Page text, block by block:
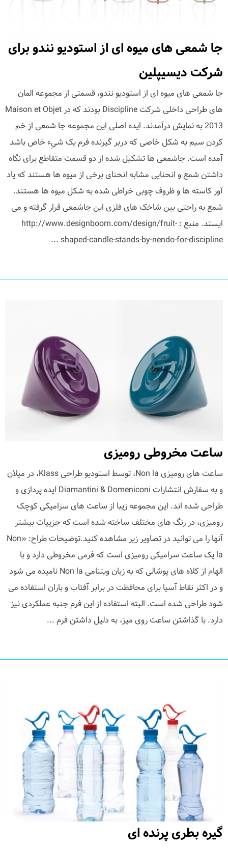
جا شمعی های میوه ای از استودیو نندو برای
شرکت دیسیپلین
جا شمعی های میوه ای از استودیو نندو، قسمتی از مجموعه المان
های طراحی داخلی شرکت Discipline بودند که در Maison et Objet
2013 به نمایش درآمدند. ایده اصلی این مجموعه جا شمعی از خم
کردن سیم به شکل خاصی که دربر گیرنده فرم یک شیِء خاص باشد
آمده است. جاشمعی ها تشکیل شده از دو قسمت متقاطع برای نگاه
داشتن شمع و انحنایی مشابه انحنای برخی از میوه ها هستند که یاد
آور کاسته ها و ظروف چوبی خراطی شده به شکل میوه ها هستند.
شمع به راحتی بین شاخک های فلزی این جاشمعی قرار گرفته و می
ایستد. منبع : http://www.designboom.com/design/fruit-
shaped-candle-stands-by-nendo-for-discipline ...
ساعت مخروطی رومیزی
ساعت های رومیزی Non la، توسط استودیو طراحی Klass، در میلان
و به سفارش انتشارات Diamantini & Domeniconi ایده پردازی و
طراحی شده اند. این مجموعه زیبا از ساعت های سرامیکی کوچک
رومیزی، در رنگ های مختلف ساخته شده است که جزییات بیشتر
آنها را می توانید در تصاویر زیر مشاهده کنید.توضیحات طراح: «Non
la یک ساعت سرامیکی رومیزی است که فرمی مخروطی دارد و با
الهام از کلاه های پوشالی که به زبان ویتنامی Non la نامیده می شود
و در اکثر نقاط آسیا برای محافظت در برابر آفتاب و باران استفاده می
شود طراحی شده است. البته استفاده از این فرم جنبه عملکردی نیز
دارد. با گذاشتن ساعت روی میز، به دلیل داشتن فرم ...
گیره بطری پرنده ای